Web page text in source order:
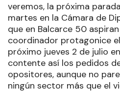
veremos, la próxima
martes en la Cámara de
que en Balcarce 50
coordinador protagonice
próximo jueves 2 de julio
contente así los pedidos
opositores, aunque no
ningún sector más que el